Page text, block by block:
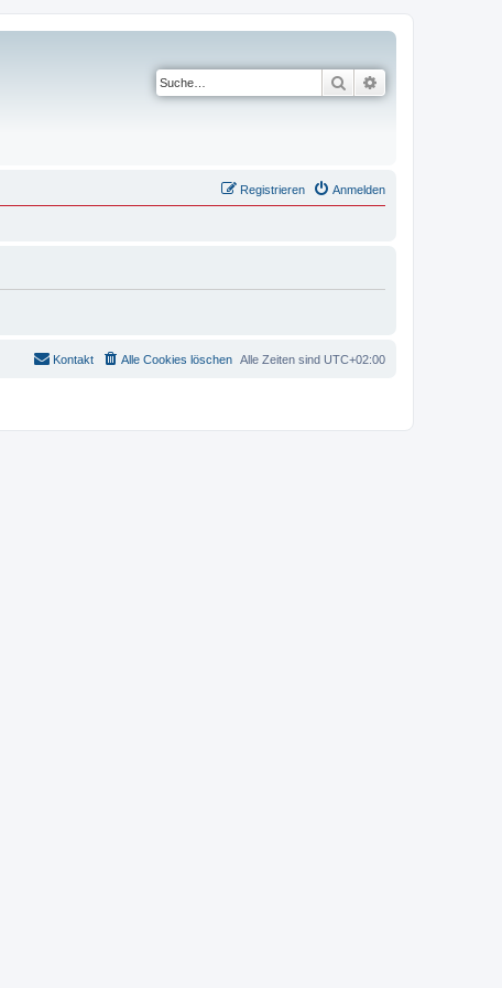
Suche
Anmelden
Registrieren
Alle Zeiten sind UTC+02:00
Alle Cookies löschen
Kontakt